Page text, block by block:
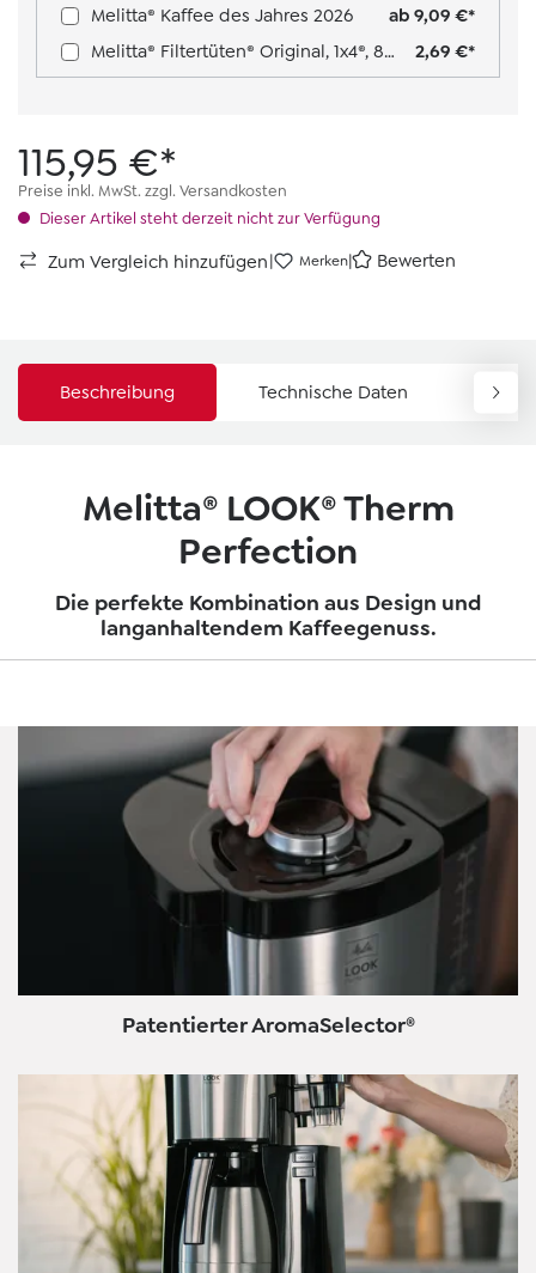
Melitta® Kaffee des Jahres 2026
ab 9,09 €*
Melitta® Filtertüten® Original, 1x4®, 80 Stück Farbe: Braun
2,69 €*
115,95 €*
Preise inkl. MwSt. zzgl. Versandkosten
Dieser Artikel steht derzeit nicht zur Verfügung
Zum Vergleich hinzufügen| Merken| Bewerten
Beschreibung Technische Daten
Melitta® LOOK® Therm
Perfection
Die perfekte Kombination aus Design und
langanhaltendem Kaffeegenuss.
Patentierter AromaSelector®